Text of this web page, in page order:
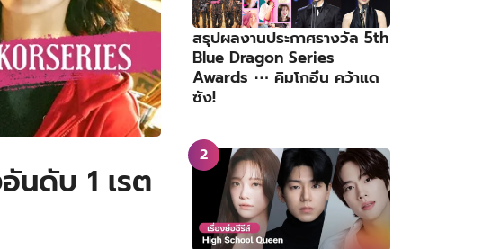
นดับ 1 เรต
สรุปผลงานประกาศรางวัล 5th
Blue Dragon Series
Awards ⋯ คิมโกอึน คว้าแด
ซัง!